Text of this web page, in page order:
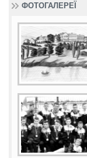
ФОТОГАЛЕРЕЇ